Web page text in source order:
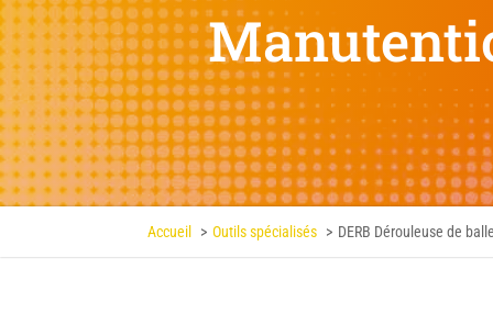
Accueil Outils spécialisés DERB Dérouleuse de